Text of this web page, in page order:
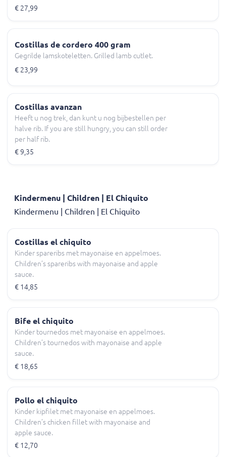
€ 27,99
Costillas de cordero 400 gram
Gegrilde lamskoteletten. Grilled lamb cutlet.
€ 23,99
Costillas avanzan
Heeft u nog trek, dan kunt u nog bijbestellen per
halve rib. If you are still hungry, you can still order
per half rib.
€ 9,35
Kindermenu | Children | El Chiquito
Kindermenu | Children | El Chiquito
Costillas el chiquito
Kinder spareribs met mayonaise en appelmoes.
Children’s spareribs with mayonaise and apple
sauce.
€ 14,85
Bife el chiquito
Kinder tournedos met mayonaise en appelmoes.
Children’s tournedos with mayonaise and apple
sauce.
€ 18,65
Pollo el chiquito
Kinder kipfilet met mayonaise en appelmoes.
Children’s chicken fillet with mayonaise and
apple sauce.
€ 12,70